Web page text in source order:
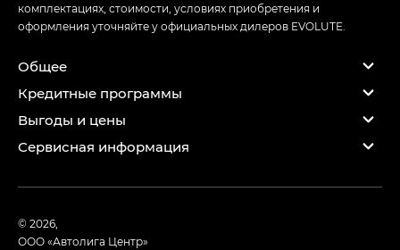
комплектациях, стоимости, условиях приобретения и
оформления уточняйте у официальных дилеров EVOLUTE.
Общее
Кредитные программы
Выгоды и цены
Сервисная информация
© 2026,
ООО «Автолига Центр»